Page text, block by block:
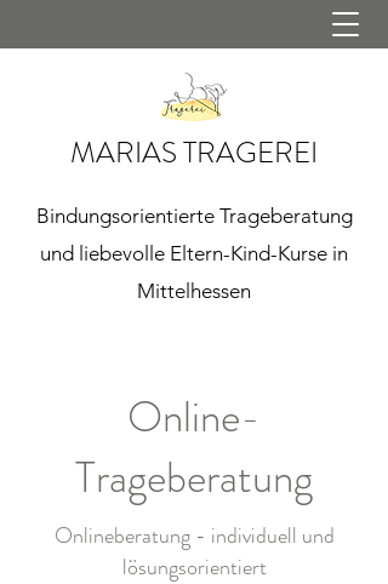
MARIAS TRAGEREI
Bindungsorientierte Trageberatung
und liebevolle Eltern-Kind-Kurse in
Mittelhessen
Online-
Trageberatung
Onlineberatung - individuell und
lösungsorientiert